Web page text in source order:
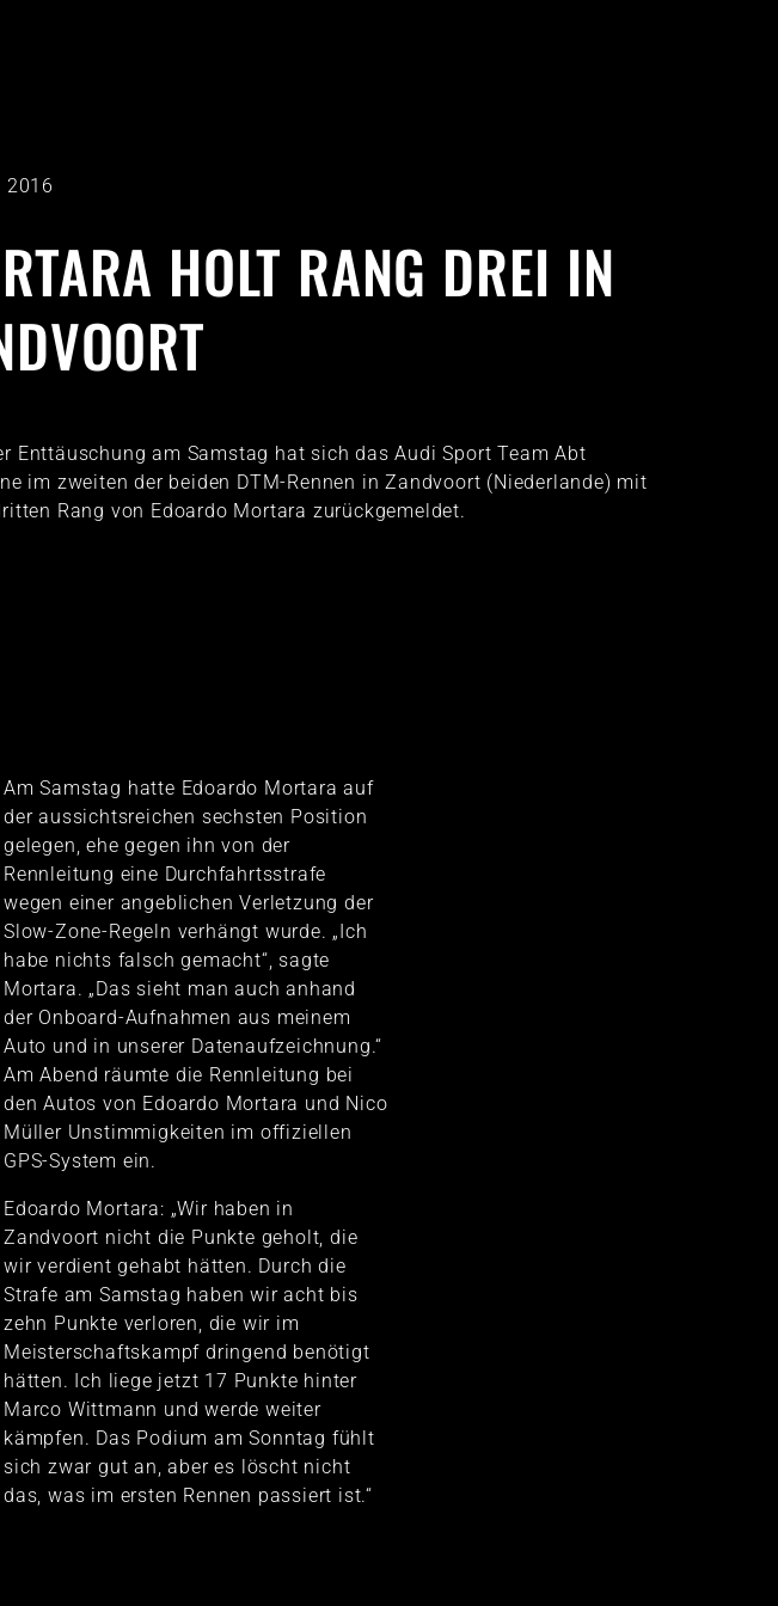
2016
HOLT RANG DREI IN
Enttäuschung am Samstag hat sich das Audi Sport Team Abt
im zweiten der beiden DTM-Rennen in Zandvoort (Niederlande) mit
Rang von Edoardo Mortara zurückgemeldet.
Am Samstag hatte Edoardo Mortara auf
der aussichtsreichen sechsten Position
gelegen, ehe gegen ihn von der
Rennleitung eine Durchfahrtsstrafe
wegen einer angeblichen Verletzung der
Slow-Zone-Regeln verhängt wurde. „Ich
habe nichts falsch gemacht“, sagte
Mortara. „Das sieht man auch anhand
der Onboard-Aufnahmen aus meinem
Auto und in unserer Datenaufzeichnung.“
Am Abend räumte die Rennleitung bei
den Autos von Edoardo Mortara und Nico
Müller Unstimmigkeiten im offiziellen
GPS-System ein.
Edoardo Mortara: „Wir haben in
Zandvoort nicht die Punkte geholt, die
wir verdient gehabt hätten. Durch die
Strafe am Samstag haben wir acht bis
zehn Punkte verloren, die wir im
Meisterschaftskampf dringend benötigt
hätten. Ich liege jetzt 17 Punkte hinter
Marco Wittmann und werde weiter
kämpfen. Das Podium am Sonntag fühlt
sich zwar gut an, aber es löscht nicht
das, was im ersten Rennen passiert ist.“